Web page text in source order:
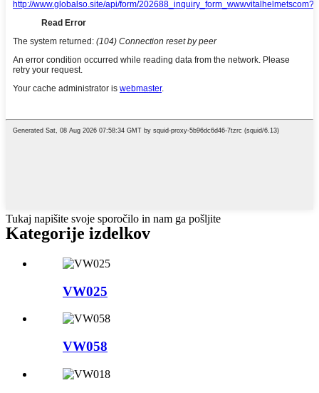
Tukaj napišite svoje sporočilo in nam ga pošljite
Kategorije izdelkov
VW025
VW058